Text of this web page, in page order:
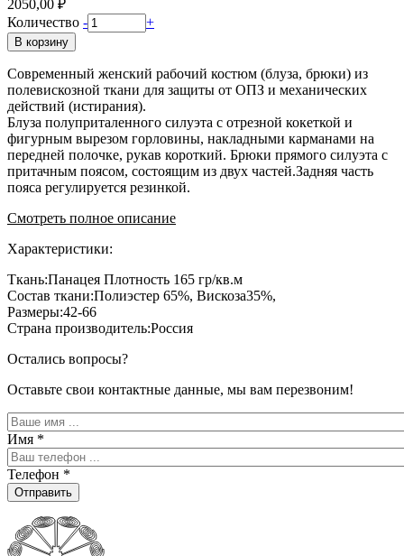
2050,00 ₽
Количество - +
В корзину
Современный женский рабочий костюм (блуза, брюки) из
полевискозной ткани для защиты от ОПЗ и механических
действий (истирания).
Блуза полуприталенного силуэта с отрезной кокеткой и
фигурным вырезом горловины, накладными карманами на
передней полочке, рукав короткий. Брюки прямого силуэта с
притачным поясом, состоящим из двух частей.Задняя часть
пояса регулируется резинкой.
Смотреть полное описание
Характеристики:
Ткань:Панацея Плотность 165 гр/кв.м
Состав ткани:Полиэстер 65%, Вискоза35%,
Размеры:42-66
Страна производитель:Россия
Остались вопросы?
Оставьте свои контактные данные, мы вам перезвоним!
Имя *
Телефон *
Отправить